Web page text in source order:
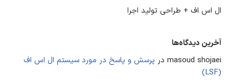
ال اس اف + طراحی تولید اجرا
آخرین دیدگاه‌ها
masoud shojaei در پرسش و پاسخ در مورد سیستم ال اس اف
(LSF)